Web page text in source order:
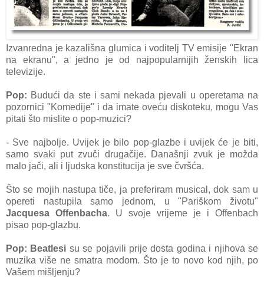
Izvanredna je kazališna glumica i voditelj TV emisije "Ekran
na ekranu", a jedno je od najpopularnijih ženskih lica
televizije.
Pop: Budući da ste i sami nekada pjevali u operetama na
pozornici "Komedije" i da imate oveću diskoteku, mogu Vas
pitati što mislite o pop-muzici?
- Sve najbolje. Uvijek je bilo pop-glazbe i uvijek će je biti,
samo svaki put zvuči drugačije. Današnji zvuk je možda
malo jači, ali i ljudska konstitucija je sve čvršća.
Što se mojih nastupa tiče, ja preferiram musical, dok sam u
opereti nastupila samo jednom, u "Pariškom životu"
Jacquesa Offenbacha. U svoje vrijeme je i Offenbach
pisao pop-glazbu.
Pop: Beatlesi su se pojavili prije dosta godina i njihova se
muzika više ne smatra modom. Što je to novo kod njih, po
Vašem mišljenju?